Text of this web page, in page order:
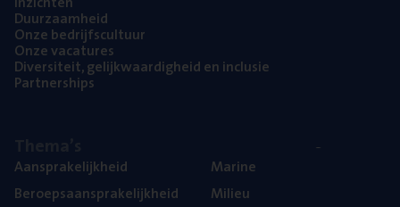
Duur­zaam­heid
Onze bedrijfs­cul­tuur
Onze vaca­tu­res
Diver­si­teit, gelijk­waar­dig­heid en inclusie
Part­ner­ships
Aan­spra­ke­lijk­heid
Beroeps­aan­spra­ke­lijk­heid
Mari­ne
Mili­eu